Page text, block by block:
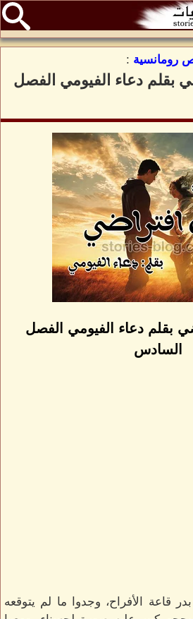
رومانسية :
بقلم دعاء الفيومي الفصل
بقلم دعاء الفيومي الفصل
السادس
قاعة الأفراح، وجدوا ما لم يتوقعه